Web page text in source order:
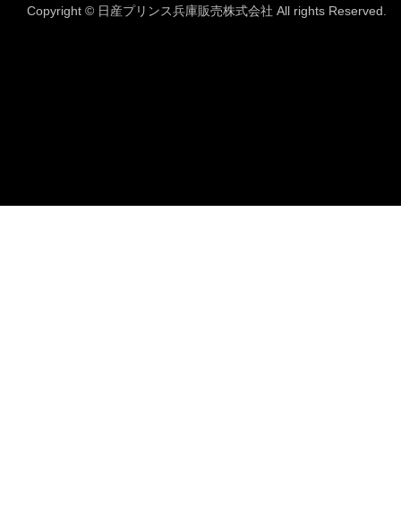
Copyright © 日産プリンス兵庫販売株式会社 All rights Reserved.